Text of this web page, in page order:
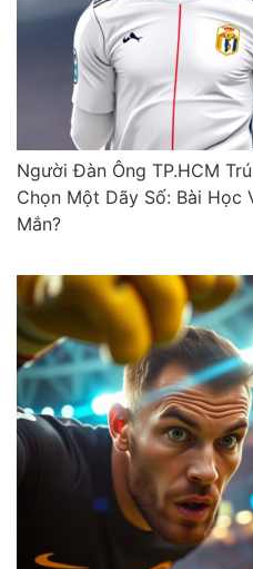
Người Đàn Ông TP.HCM
Chọn Một Dãy Số: Bài Học
Mắn?